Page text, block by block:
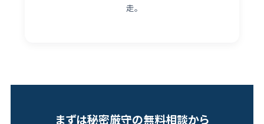
走。
まずは秘密厳守の無料相談から